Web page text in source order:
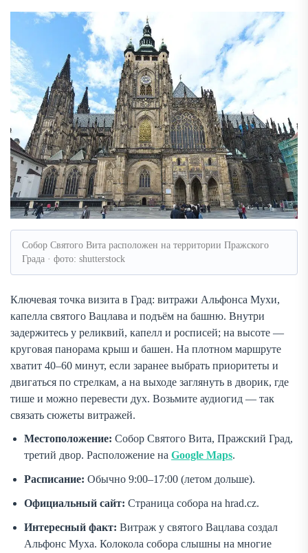
Собор Святого Вита расположен на территории Пражского
Града · фото: shutterstock
Ключевая точка визита в Град: витражи Альфонса Мухи,
капелла святого Вацлава и подъём на башню. Внутри
задержитесь у реликвий, капелл и росписей; на высоте —
круговая панорама крыш и башен. На плотном маршруте
хватит 40–60 минут, если заранее выбрать приоритеты и
двигаться по стрелкам, а на выходе заглянуть в дворик, где
тише и можно перевести дух. Возьмите аудиогид — так
связать сюжеты витражей.
Местоположение: Собор Святого Вита, Пражский Град,
третий двор. Расположение на Google Maps.
Расписание: Обычно 9:00–17:00 (летом дольше).
Официальный сайт: Страница собора на hrad.cz.
Интересный факт: Витраж у святого Вацлава создал
Альфонс Муха. Колокола собора слышны на многие